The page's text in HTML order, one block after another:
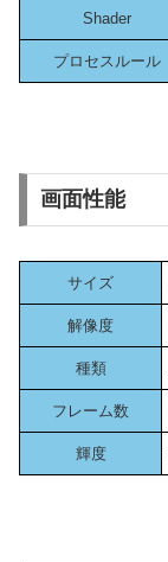
Shader
プロセスルール
画面性能
サイズ
解像度
種類
フレーム数
輝度